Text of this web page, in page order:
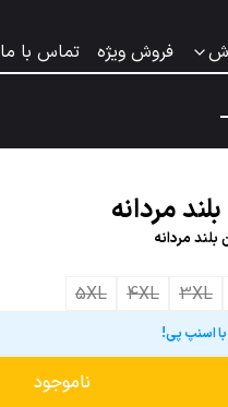
فروش ویژه تماس با ما
مردانه
بلند مردانه
3XL
4XL
5XL
اسنپ پی!
ناموجود